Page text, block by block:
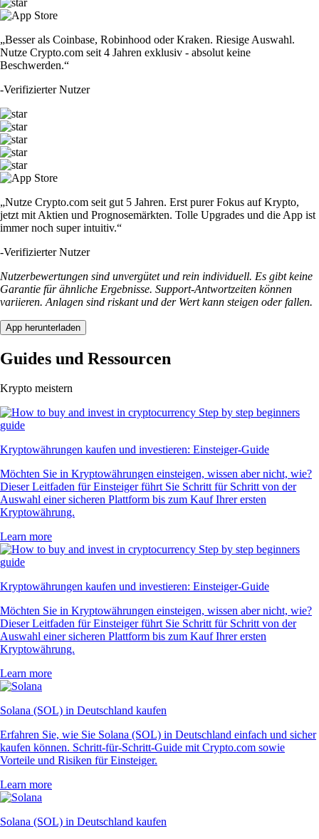
„Besser als Coinbase, Robinhood oder Kraken. Riesige Auswahl.
Nutze Crypto.com seit 4 Jahren exklusiv - absolut keine
Beschwerden.“
-Verifizierter Nutzer
„Nutze Crypto.com seit gut 5 Jahren. Erst purer Fokus auf Krypto,
jetzt mit Aktien und Prognosemärkten. Tolle Upgrades und die App ist
immer noch super intuitiv.“
-Verifizierter Nutzer
Nutzerbewertungen sind unvergütet und rein individuell. Es gibt keine
Garantie für ähnliche Ergebnisse. Support-Antwortzeiten können
variieren. Anlagen sind riskant und der Wert kann steigen oder fallen.
App herunterladen
Guides und Ressourcen
Krypto meistern
Kryptowährungen kaufen und investieren: Einsteiger-Guide
Möchten Sie in Kryptowährungen einsteigen, wissen aber nicht, wie?
Dieser Leitfaden für Einsteiger führt Sie Schritt für Schritt von der
Auswahl einer sicheren Plattform bis zum Kauf Ihrer ersten
Kryptowährung.
Learn more
Kryptowährungen kaufen und investieren: Einsteiger-Guide
Möchten Sie in Kryptowährungen einsteigen, wissen aber nicht, wie?
Dieser Leitfaden für Einsteiger führt Sie Schritt für Schritt von der
Auswahl einer sicheren Plattform bis zum Kauf Ihrer ersten
Kryptowährung.
Learn more
Solana (SOL) in Deutschland kaufen
Erfahren Sie, wie Sie Solana (SOL) in Deutschland einfach und sicher
kaufen können. Schritt-für-Schritt-Guide mit Crypto.com sowie
Vorteile und Risiken für Einsteiger.
Learn more
Solana (SOL) in Deutschland kaufen